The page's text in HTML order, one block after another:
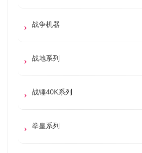
战争机器
战地系列
战锤40K系列
拳皇系列